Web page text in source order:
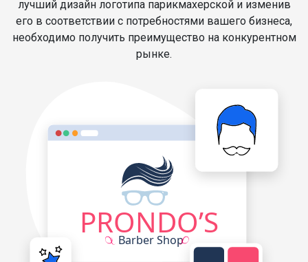
лучший дизайн логотипа парикмахерской и изменив
его в соответствии с потребностями вашего бизнеса,
необходимо получить преимущество на конкурентном
рынке.